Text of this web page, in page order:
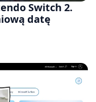
Switch 2.
datę